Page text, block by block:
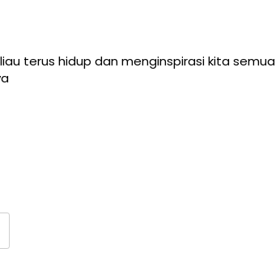
terus hidup dan menginspirasi kita semua